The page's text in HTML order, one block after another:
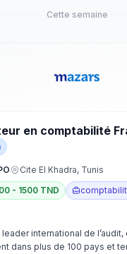
Cette semaine
en comptabilité
Cite El Khadra, Tunis
- 1500 TND
international de
dans plus de 100 pays et